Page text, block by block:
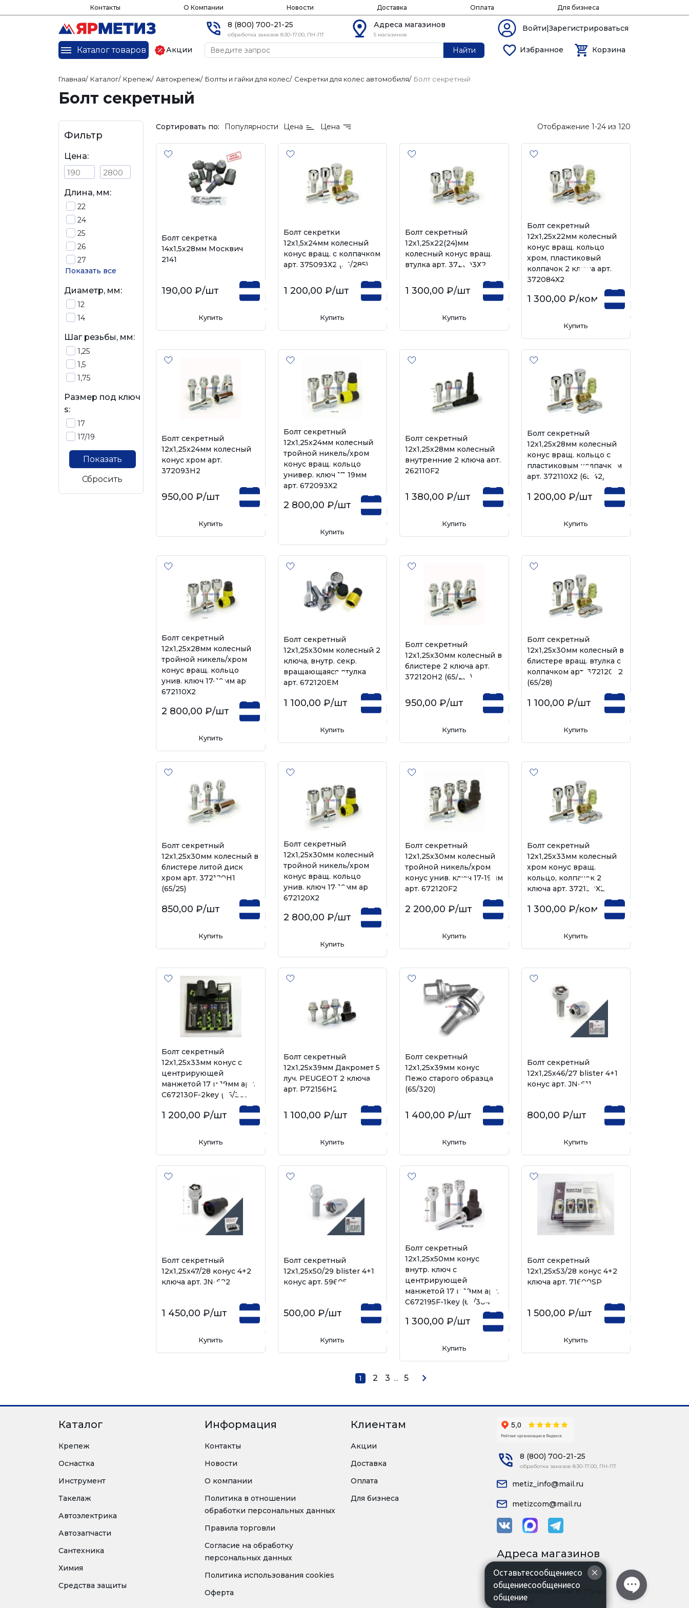
Контакты О Компании Новости Доставка Оплата Для бизнеса
8 (800) 700-21-25
обработка заказов 8:30-17:00, ПН-ПТ
Адреса магазинов
5 магазинов
Войти|Зарегистрироваться
Каталог товаров Акции Найти Избранное Корзина
Главная/ Каталог/ Крепеж/ Автокрепеж/ Болты и гайки для колес/ Секретки для колес автомобиля/ Болт секретный
Болт секретный
Фильтр
Цена:
Длина, мм:
22
24
25
26
27
Показать все
Диаметр, мм:
12
14
Шаг резьбы, мм:
1,25
1,5
1,75
Размер под ключ
s:
17
17/19
Показать
Сбросить
Сортировать по: Популярности Цена Цена Отображение 1-24 из 120
Болт секретка
14х1,5х28мм Москвич
2141
190,00 ₽/шт
Купить
Болт секретки
12х1,5х24мм колесный
конус вращ. с колпачком
арт. 375093Х2 (65/285)
1 200,00 ₽/шт
Купить
Болт секретный
12х1,25х22(24)мм
колесный конус вращ.
втулка арт. 372093Х2
1 300,00 ₽/шт
Купить
Болт секретный
12х1,25х22мм колесный
конус вращ. кольцо
хром, пластиковый
колпачок 2 ключа арт.
372084X2
1 300,00 ₽/комп
Купить
Болт секретный
12х1,25х24мм колесный
конус хром арт.
372093Н2
950,00 ₽/шт
Купить
Болт секретный
12х1,25х24мм колесный
тройной никель/хром
конус вращ. кольцо
универ. ключ 17-19мм
арт. 672093X2
2 800,00 ₽/шт
Купить
Болт секретный
12х1,25х28мм колесный
внутренние 2 ключа арт.
262110F2
1 380,00 ₽/шт
Купить
Болт секретный
12х1,25х28мм колесный
конус вращ. кольцо с
пластиковым колпачком
арт. 372110Х2 (65/42)
1 200,00 ₽/шт
Купить
Болт секретный
12х1,25х28мм колесный
тройной никель/хром
конус вращ. кольцо
унив. ключ 17-19мм арт.
672110X2
2 800,00 ₽/шт
Купить
Болт секретный
12х1,25х30мм колесный 2
ключа, внутр. секр.
вращающаяся втулка
арт. 672120ЕМ
1 100,00 ₽/шт
Купить
Болт секретный
12х1,25х30мм колесный в
блистере 2 ключа арт.
372120Н2 (65/251)
950,00 ₽/шт
Купить
Болт секретный
12х1,25х30мм колесный в
блистере вращ. втулка с
колпачком арт. 372120Х2
(65/28)
1 100,00 ₽/шт
Купить
Болт секретный
12х1,25х30мм колесный в
блистере литой диск
хром арт. 372120H1
(65/25)
850,00 ₽/шт
Купить
Болт секретный
12х1,25х30мм колесный
тройной никель/хром
конус вращ. кольцо
унив. ключ 17-19мм арт.
672120X2
2 800,00 ₽/шт
Купить
Болт секретный
12х1,25х30мм колесный
тройной никель/хром
конус унив. ключ 17-19мм
арт. 672120F2
2 200,00 ₽/шт
Купить
Болт секретный
12х1,25х33мм колесный
хром конус вращ.
кольцо, колпачок 2
ключа арт. 372130X2
1 300,00 ₽/комп
Купить
Болт секретный
12х1,25х33мм конус с
центрирующей
манжетой 17 и 19мм арт.
C672130F-2key (65/303)
1 200,00 ₽/шт
Купить
Болт секретный
12х1,25х39мм Дакромет 5
луч. PEUGEOT 2 ключа
арт. P72156H2
1 100,00 ₽/шт
Купить
Болт секретный
12х1,25х39мм конус
Пежо старого образца
(65/320)
1 400,00 ₽/шт
Купить
Болт секретный
12х1,25х46/27 blister 4+1
конус арт. JN-611
800,00 ₽/шт
Купить
Болт секретный
12х1,25х47/28 конус 4+2
ключа арт. JN-622
1 450,00 ₽/шт
Купить
Болт секретный
12х1,25х50/29 blister 4+1
конус арт. 59605
500,00 ₽/шт
Купить
Болт секретный
12х1,25х50мм конус
внутр. ключ с
центрирующей
манжетой 17 и 19мм арт.
C672195F-1key (65/304)
1 300,00 ₽/шт
Купить
Болт секретный
12х1,25х53/28 конус 4+2
ключа арт. 71600SP
1 500,00 ₽/шт
Купить
1 2 3 ... 5
Каталог
Крепеж
Оснастка
Инструмент
Такелаж
Автоэлектрика
Автозапчасти
Сантехника
Химия
Средства защиты
Информация
Контакты
Новости
О компании
Политика в отношении
обработки персональных данных
Правила торговли
Согласие на обработку
персональных данных
Политика использования cookies
Оферта
Клиентам
Акции
Доставка
Оплата
Для бизнеса
8 (800) 700-21-25
обработка заказов 8:30-17:00, ПН-ПТ
metiz_info@mail.ru
metizcom@mail.ru
Адреса магазинов
г. Ярославль
ул. Промышленная 1Б (Пункт
выдачи)
Оставьтесообщениесо
общениесообщениесо
общение